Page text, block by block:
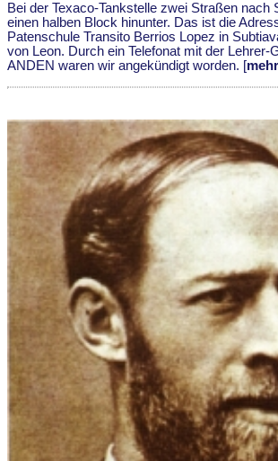
Bei der Texaco-Tankstelle zwei Straßen nach
einen halben Block hinunter. Das ist die
Patenschule Transito Berrios Lopez in
von Leon. Durch ein Telefonat mit der Lehrer-
ANDEN waren wir angekündigt worden. [